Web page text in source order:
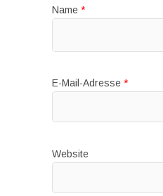
Name *
E-Mail-Adresse *
Website